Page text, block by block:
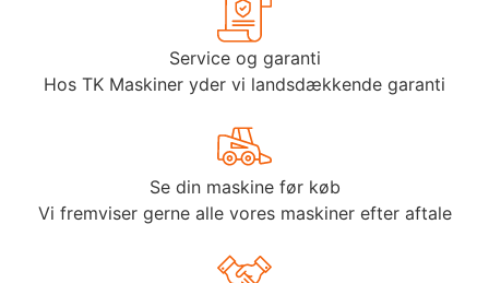
Service og garanti
Hos TK Maskiner yder vi landsdækkende garanti
Se din maskine før køb
Vi fremviser gerne alle vores maskiner efter aftale